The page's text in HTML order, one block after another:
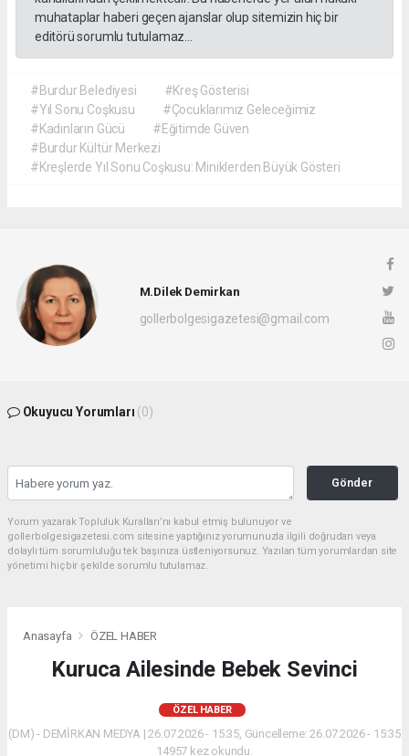
muhataplar haberi geçen ajanslar olup sitemizin hiç bir
editörü sorumlu tutulamaz...
#Burdur Belediyesi
#Kreş Gösterisi
#Yıl Sonu Coşkusu
#Çocuklarımız Geleceğimiz
#Kadınların Gücü
#Eğitimde Güven
#Burdur Kültür Merkezi
#Kreşlerde Yıl Sonu Coşkusu: Miniklerden Büyük Gösteri
M.Dilek Demirkan
gollerbolgesigazetesi@gmail.com
Okuyucu Yorumları (0)
Gönder
Yorum yazarak Topluluk Kuralları’nı kabul etmiş bulunuyor ve
gollerbolgesigazetesi.com sitesine yaptığınız yorumunuzla ilgili doğrudan veya
dolaylı tüm sorumluluğu tek başınıza üstleniyorsunuz. Yazılan tüm yorumlardan site
yönetimi hiçbir şekilde sorumlu tutulamaz.
Anasayfa ÖZEL HABER
Kuruca Ailesinde Bebek Sevinci
ÖZEL HABER
(DM) - DEMİRKAN MEDYA | 26.07.2026 - 15:35, Güncelleme: 26.07.2026 - 15:35
14957 kez okundu.